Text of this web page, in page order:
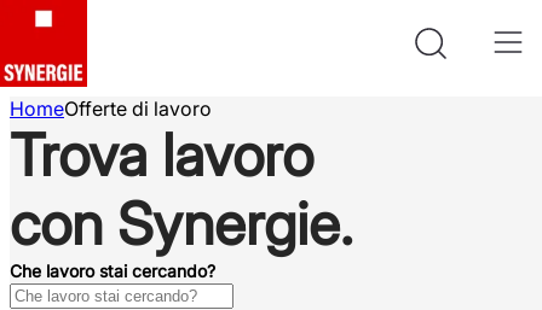
HomeOfferte di lavoro
Trova lavoro
con Synergie.
Che lavoro stai cercando?